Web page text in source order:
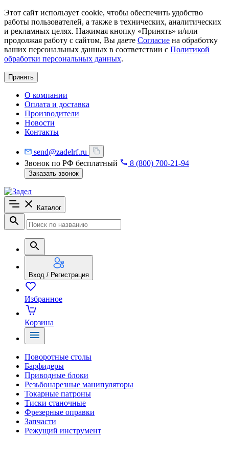
Этот сайт использует cookie, чтобы обеспечить удобство
работы пользователей, а также в технических, аналитических
и рекламных целях. Нажимая кнопку «Принять» и/или
продолжая работу с сайтом, Вы даете Согласие на обработку
ваших персональных данных в соответствии с Политикой
обработки персональных данных.
Принять
О компании
Оплата и доставка
Производители
Новости
Контакты
send@zadelrf.ru
Звонок по РФ бесплатный
8 (800) 700-21-94
Заказать звонок
Каталог
Вход / Регистрация
Избранное
Корзина
Поворотные столы
Барфидеры
Приводные блоки
Резьбонарезные манипуляторы
Токарные патроны
Тиски станочные
Фрезерные оправки
Запчасти
Режущий инструмент